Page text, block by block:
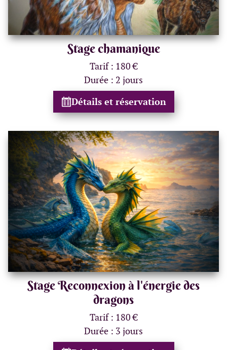
Stage chamanique
Tarif : 180 €
Durée : 2 jours
Détails et réservation
Stage Reconnexion à l'énergie des
dragons
Tarif : 180 €
Durée : 3 jours